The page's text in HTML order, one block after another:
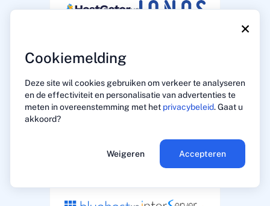
×
Cookiemelding
Deze site wil cookies gebruiken om verkeer te analyseren
en de effectiviteit en personalisatie van advertenties te
meten in overeenstemming met het privacybeleid. Gaat u
akkoord?
Weigeren Accepteren
vs
vs
vs